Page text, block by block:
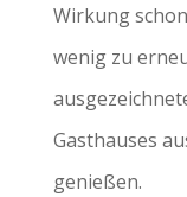
Wirkung
wenig zu
Gasthauses
genießen.